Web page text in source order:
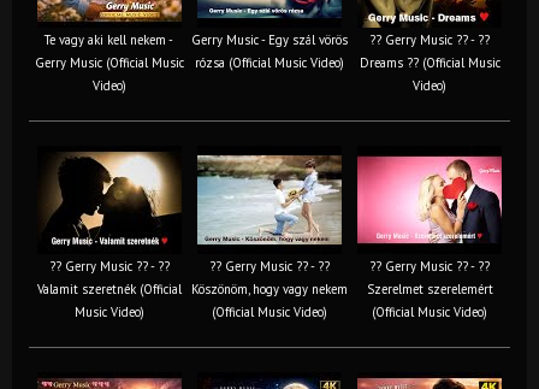
Te vagy aki kell nekem -
Gerry Music (Official Music
Video)
Gerry Music - Egy szál vörös
rózsa (Official Music Video)
?? Gerry Music ?? - ??
Dreams ?? (Official Music
Video)
?? Gerry Music ?? - ??
Valamit szeretnék (Official
Music Video)
?? Gerry Music ?? - ??
Köszönöm, hogy vagy nekem
(Official Music Video)
?? Gerry Music ?? - ??
Szerelmet szerelemért
(Official Music Video)